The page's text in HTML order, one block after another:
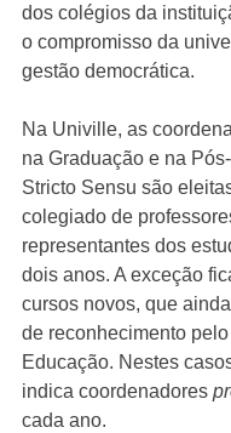
dos colégios da
o compromisso da
gestão democrática.
Na Univille, as
na Graduação e na
Stricto Sensu são
colegiado de
representantes dos
dois anos. A exceção
cursos novos, que
de reconhecimento
Educação. Nestes
indica coordenadores
cada ano.